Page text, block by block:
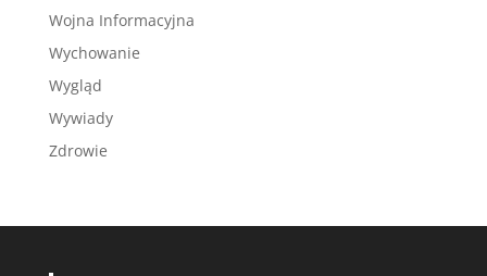
Wojna Informacyjna
Wychowanie
Wygląd
Wywiady
Zdrowie